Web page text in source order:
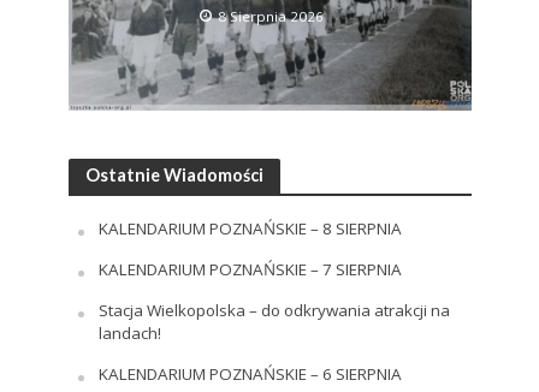
8 Sierpnia 2026
Ostatnie Wiadomości
KALENDARIUM POZNAŃSKIE – 8 SIERPNIA
KALENDARIUM POZNAŃSKIE – 7 SIERPNIA
Stacja Wielkopolska – do odkrywania atrakcji na
landach!
KALENDARIUM POZNAŃSKIE – 6 SIERPNIA